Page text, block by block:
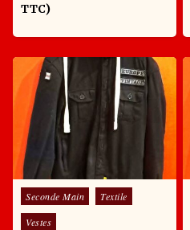
TTC)
Posted in
Seconde Main
Textile
Vestes